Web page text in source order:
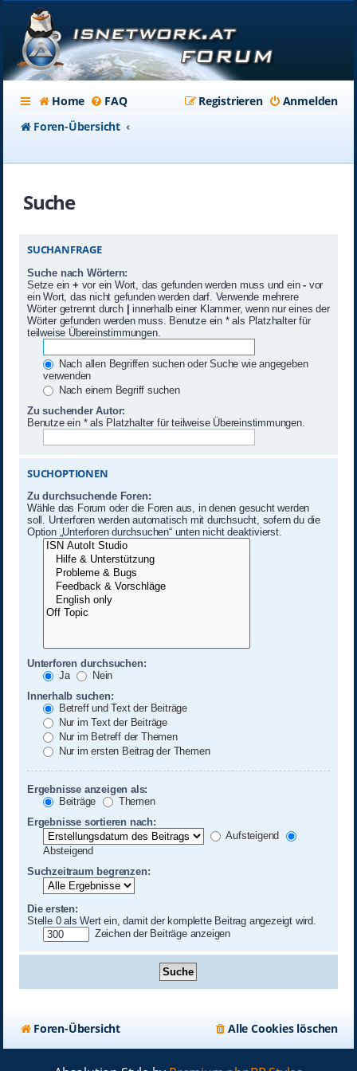
Home FAQ Anmelden
Registrieren
Foren-Übersicht
Suche
SUCHANFRAGE
Suche nach Wörtern:
Setze ein + vor ein Wort, das gefunden werden muss und ein-vor
ein Wort, das nicht gefunden werden darf. Verwende mehrere
Wörter getrennt durch | innerhalb einer Klammer, wenn nur eines der
Wörter gefunden werden muss. Benutze ein * als Platzhalter für
teilweise Übereinstimmungen.
Nach allen Begriffen suchen oder Suche wie angegeben
verwenden
Nach einem Begriff suchen
Zu suchender Autor:
Benutze ein * als Platzhalter für teilweise Übereinstimmungen.
SUCHOPTIONEN
Zu durchsuchende Foren:
Wähle das Forum oder die Foren aus, in denen gesucht werden
soll. Unterforen werden automatisch mit durchsucht, sofern du die
Option „Unterforen durchsuchen“ unten nicht deaktivierst.
Unterforen durchsuchen:
Ja
Nein
Innerhalb suchen:
Betreff und Text der Beiträge
Nur im Text der Beiträge
Nur im Betreff der Themen
Nur im ersten Beitrag der Themen
Ergebnisse anzeigen als:
Beiträge
Themen
Ergebnisse sortieren nach:
Aufsteigend
Absteigend
Suchzeitraum begrenzen:
Die ersten:
Stelle 0 als Wert ein, damit der komplette Beitrag angezeigt wird.
Zeichen der Beiträge anzeigen
Foren-Übersicht Alle Cookies löschen